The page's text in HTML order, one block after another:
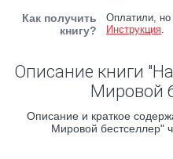
Как получить
книгу?
Оплатили, но
Инструкция.
Описание книги
Мировой
Описание и краткое
Мировой бестселлер"